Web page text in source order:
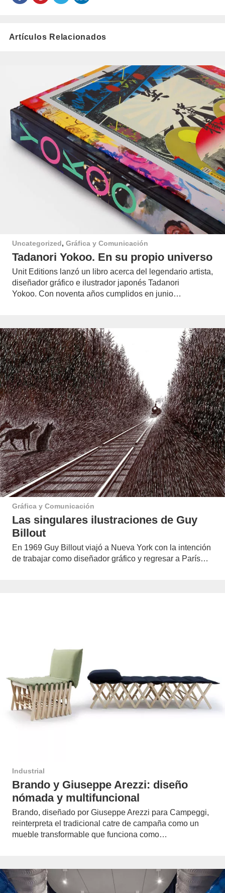
Artículos Relacionados
Uncategorized, Gráfica y Comunicación
Tadanori Yokoo. En su propio universo
Unit Editions lanzó un libro acerca del legendario artista,
diseñador gráfico e ilustrador japonés Tadanori
Yokoo. Con noventa años cumplidos en junio…
Gráfica y Comunicación
Las singulares ilustraciones de Guy
Billout
En 1969 Guy Billout viajó a Nueva York con la intención
de trabajar como diseñador gráfico y regresar a París…
Industrial
Brando y Giuseppe Arezzi: diseño
nómada y multifuncional
Brando, diseñado por Giuseppe Arezzi para Campeggi,
reinterpreta el tradicional catre de campaña como un
mueble transformable que funciona como…